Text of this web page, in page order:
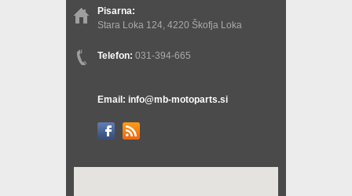
Pisarna:
Stara Loka 124, 4220 Škofja Loka
Telefon: 031-394-665
Email: info@mb-motoparts.si